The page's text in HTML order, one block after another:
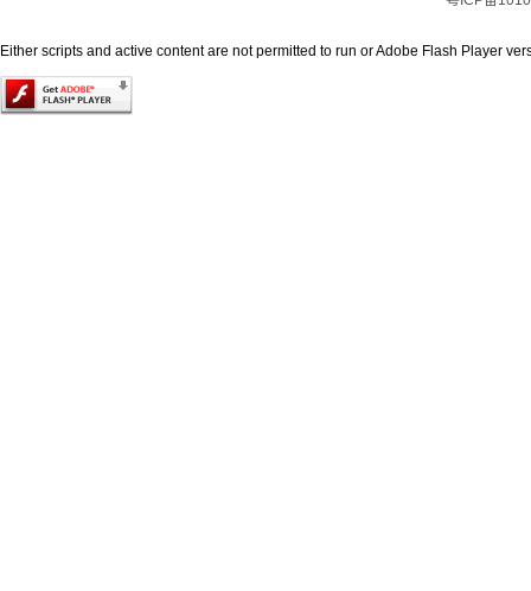
Either scripts and active content are not permitted to run or Adobe Flash Player